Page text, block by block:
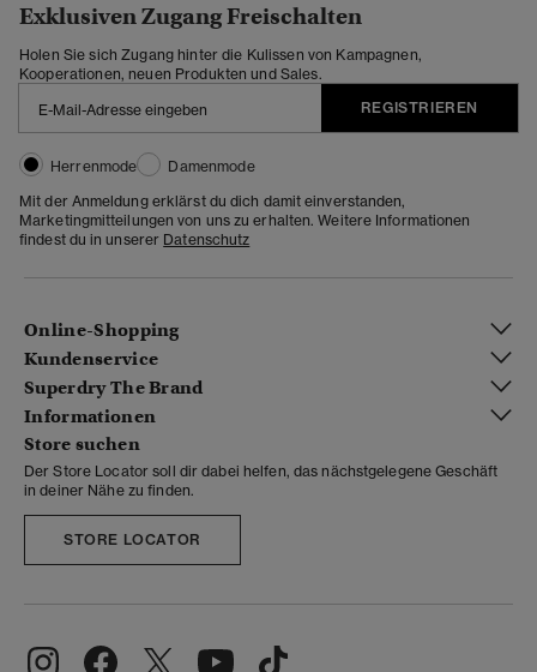
Exklusiven Zugang Freischalten
Holen Sie sich Zugang hinter die Kulissen von Kampagnen,
Kooperationen, neuen Produkten und Sales.
REGISTRIEREN
Herrenmode
Damenmode
Mit der Anmeldung erklärst du dich damit einverstanden,
Marketingmitteilungen von uns zu erhalten. Weitere Informationen
findest du in unserer Datenschutz
Online-Shopping
Kundenservice
Superdry The Brand
Informationen
Store suchen
Der Store Locator soll dir dabei helfen, das nächstgelegene Geschäft
in deiner Nähe zu finden.
STORE LOCATOR